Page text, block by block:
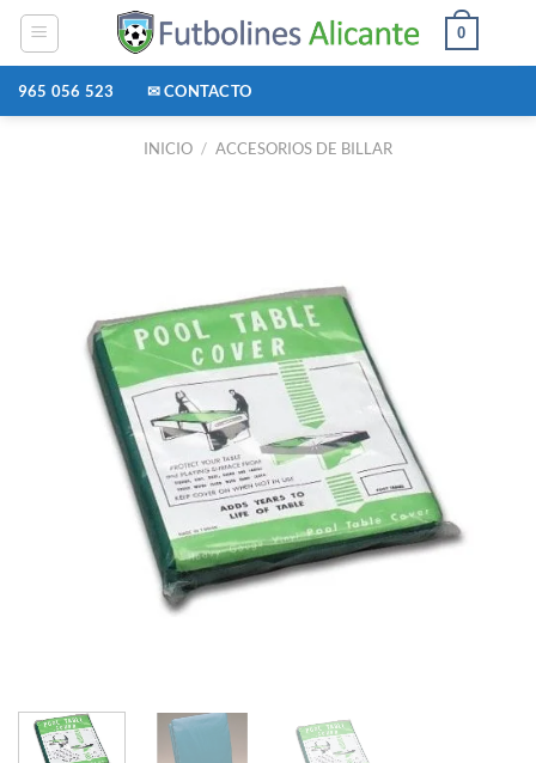
Saltar
contenido
0
965 056 523 ✉ CONTACTO
INICIO / ACCESORIOS DE BILLAR